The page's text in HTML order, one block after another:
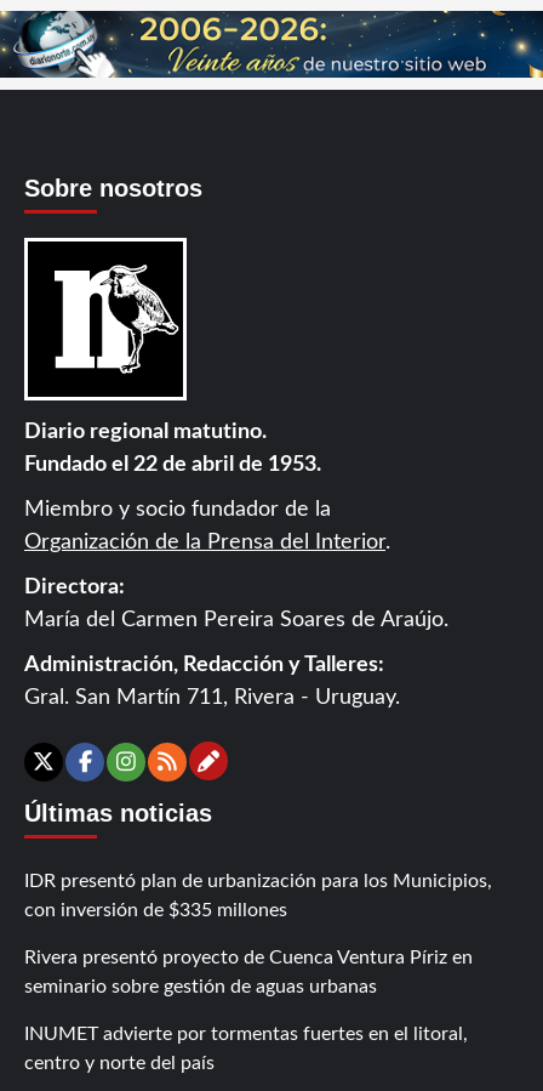
Sobre nosotros
Diario regional matutino.
Fundado el 22 de abril de 1953.
Miembro y socio fundador de la
Organización de la Prensa del Interior.
Directora:
María del Carmen Pereira Soares de Araújo.
Administración, Redacción y Talleres:
Gral. San Martín 711, Rivera - Uruguay.
X Facebook
Instagram
RSSContáctanos
Últimas noticias
IDR presentó plan de urbanización para los Municipios,
con inversión de $335 millones
Rivera presentó proyecto de Cuenca Ventura Píriz en
seminario sobre gestión de aguas urbanas
INUMET advierte por tormentas fuertes en el litoral,
centro y norte del país